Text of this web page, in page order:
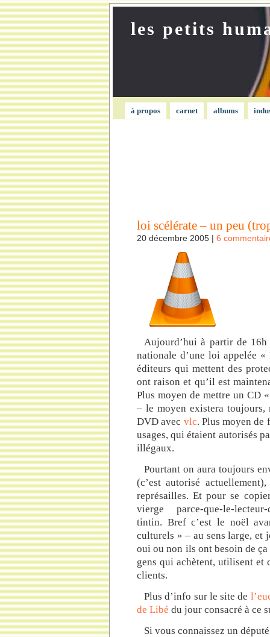
les petits
à propos carnet albums
loi scélérate – un peu
20 décembre 2005 | 6
Aujourd’hui à partir de
nationale d’une loi appelée
éditeurs qui mettent des
ont raison et qu’il est
Plus moyen de mettre un CD
– le moyen existera
DVD avec vlc. Plus moyen de
usages, qui étaient autorisés
illégaux.
Pourtant on aura toujours
(c’est autorisé
représailles. Et pour se
vierge parce-que-le-lecteur-
tintin. Bref c’est le noël
culturels » – au sens large, et
oui ou non ils ont besoin de
gens qui achètent, utilisent et
clients.
Plus d’info sur le site de
de Libé du jour consacré à ce
Si vous connaissez un